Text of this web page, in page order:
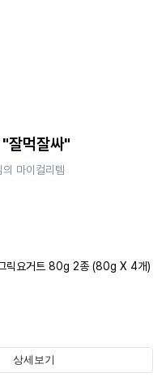
잘먹잘싸"
의 마이컬리템
릭요거트 80g 2종 (80g X 4개)
상세보기